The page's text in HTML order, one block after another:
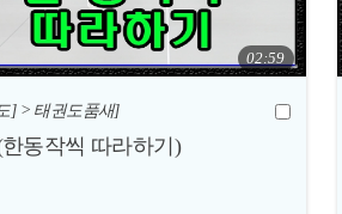
02:59
] > 태권도품새]
동작씩 따라하기)